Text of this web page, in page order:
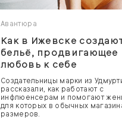
Авантюра
Как в Ижевске
бельё, продвигающее
любовь к себе
Создательницы марки из
рассказали, как работают с
инфлюенсерам и помогают
для которых в обычных
размеров.